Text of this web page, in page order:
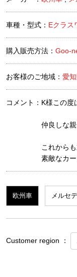
車種・型式： Eクラス
購入販売方法： Goo-
お客様のご地域： 愛
コメント： K様この度
仲良しな
これから
素敵なカ
欧州車 メルセ
Customer region ：